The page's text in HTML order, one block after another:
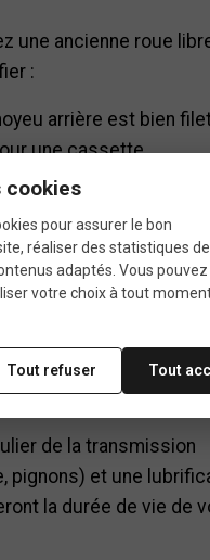
une ancienne roue
:
arrière est bien
une cassette
dents (capacité totale
n’est pas usée, car
peut entraîner un
nouveaux pignons
de la transmission
pignons) et une
la durée de vie de
cookies
pour assurer le bon
réaliser des statistiques
adaptés. Vous
votre choix à tout
Tout refuser Tout